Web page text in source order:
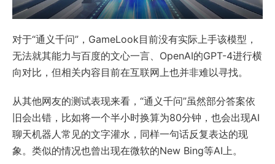
对于“通义千问”，GameLook目前没有实际上手该模型，
无法就其能力与百度的文心一言、OpenAI的GPT-4进行横
向对比，但相关内容目前在互联网上也并非难以寻找。
从其他网友的测试表现来看，“通义千问”虽然部分答案依
旧会出错，比如将一个半小时换算为80分钟，也会出现AI
聊天机器人常见的文字灌水，同样一句话反复表达的现
象。类似的情况也曾出现在微软的New Bing等AI上。